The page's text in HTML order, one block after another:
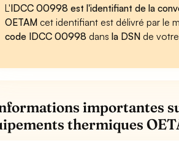
L'IDCC 00998 est l'identifiant de la
OETAM cet identifiant est délivré par le
code IDCC 00998 dansla DSN de
importantes
thermiques